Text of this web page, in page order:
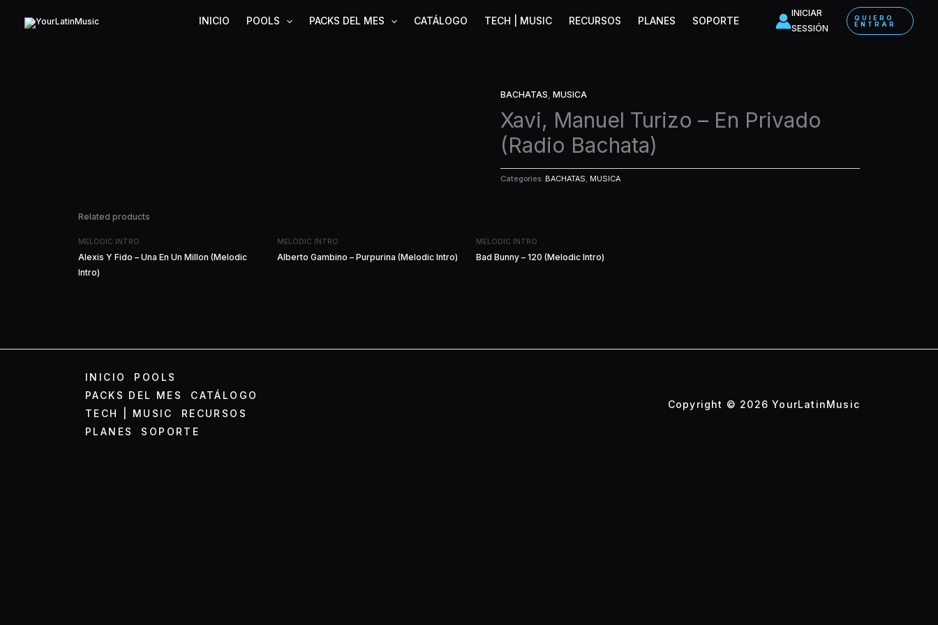
INICIO POOLS PACKS DEL MES CATÁLOGO TECH | MUSIC RECURSOS PLANES SOPORTE
INICIAR
SESSIÓN
QUIERO
ENTRAR
BACHATAS, MUSICA
Xavi, Manuel Turizo – En Privado
(Radio Bachata)
Categories: BACHATAS, MUSICA
Related products
MELODIC INTRO
Alexis Y Fido – Una En Un Millon (Melodic
Intro)
MELODIC INTRO
Alberto Gambino – Purpurina (Melodic Intro)
MELODIC INTRO
Bad Bunny – 120 (Melodic Intro)
INICIO
POOLS
PACKS DEL MES
CATÁLOGO
TECH | MUSIC
RECURSOS
PLANES
SOPORTE
Copyright © 2026 YourLatinMusic